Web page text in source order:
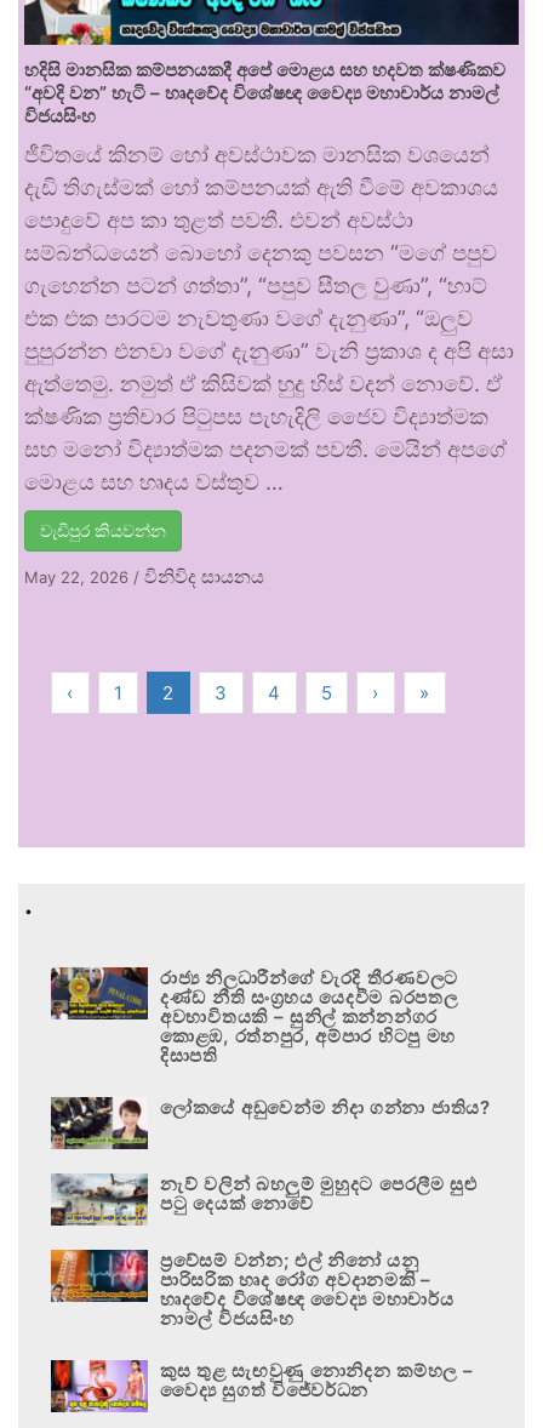
හදිසි මානසික කම්පනයකදී අපේ මොළය සහ හදවත ක්ෂණිකව
“අවදි වන” හැටි – හෘදවේද විශේෂඥ වෛද්‍ය මහාචාර්ය නාමල්
විජයසිංහ
ජීවිතයේ කිනම් හෝ අවස්ථාවක මානසික වශයෙන්
දැඩි තිගැස්මක් හෝ කම්පනයක් ඇති වීමේ අවකාශය
පොදුවේ අප කා තුළත් පවතී. එවන් අවස්ථා
සම්බන්ධයෙන් බොහෝ දෙනකු පවසන “මගේ පපුව
ගැහෙන්න පටන් ගත්තා”, “පපුව සීතල වුණා”, “හාට්
එක එක පාරටම නැවතුණා වගේ දැනුණා”, “ඔලුව
පුපුරන්න එනවා වගේ දැනුණා” වැනි ප්‍රකාශ ද අපි අසා
ඇත්තෙමු. නමුත් ඒ කිසිවක් හුදු හිස් වදන් නොවේ. ඒ
ක්ෂණික ප්‍රතිචාර පිටුපස පැහැදිලි ජෛව විද්‍යාත්මක
සහ මනෝ විද්‍යාත්මක පදනමක් පවතී. මෙයින් අපගේ
මොළය සහ හෘදය වස්තුව …
වැඩිපුර කියවන්න
May 22, 2026 / විනිවිද සායනය
‹ 1 2 3 4 5 › »
.
රාජ්‍ය නිලධාරීන්ගේ වැරදි තීරණවලට
දණ්ඩ නීති සංග්‍රහය යෙදවීම බරපතල
අවභාවිතයකි – සුනිල් කන්නන්ගර
කොළඹ, රත්නපුර, අම්පාර හිටපු මහ
දිසාපති
ලෝකයේ අඩුවෙන්ම නිදා ගන්නා ජාතිය?
නැව් වලින් බහලුම් මුහුදට පෙරලීම සුළු
පටු දෙයක් නොවේ
ප්‍රවේසම් වන්න; එල් නිනෝ යනු
පාරිසරික හෘද රෝග අවදානමකි –
හෘදවේද විශේෂඥ වෛද්‍ය මහාචාර්ය
නාමල් විජයසිංහ
කුස තුළ සැඟවුණු නොනිදන කම්හල –
වෛද්‍ය සුගත් විජේවර්ධන